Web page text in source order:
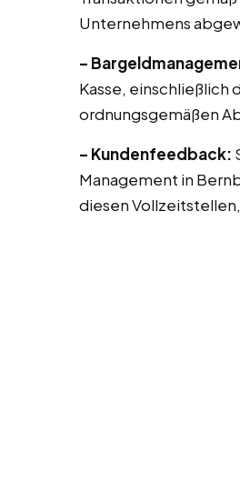
Unternehmens
–
Kasse, einschließlich
ordnungsgemäßen
– Kundenfeedback:
Management in
diesen